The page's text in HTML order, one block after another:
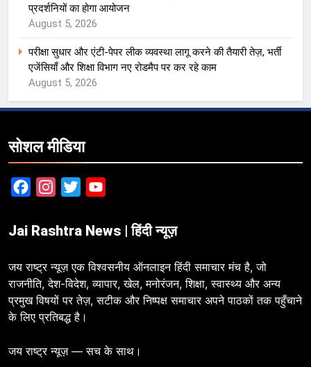
प्रदर्शनियों का होगा आयोजन
August 5, 2026
परीक्षा सुधार और एंटी-पेपर लीक व्यवस्था लागू करने की तैयारी तेज़, भर्ती
एजेंसियाँ और शिक्षा विभाग नए रोडमैप पर कर रहे काम
August 5, 2026
सोशल मीडिया
FacebookInstagram
Twitter
Jai Rashtra News | हिंदी न्यूज़
जय राष्ट्र न्यूज़ एक विश्वसनीय ऑनलाइन हिंदी समाचार मंच है, जो
राजनीति, देश-विदेश, व्यापार, खेल, मनोरंजन, शिक्षा, स्वास्थ्य और अन्य
प्रमुख विषयों पर तेज़, सटीक और निष्पक्ष समाचार अपने पाठकों तक पहुँचाने
के लिए प्रतिबद्ध है।
जय राष्ट्र न्यूज़ — सच के साथ।